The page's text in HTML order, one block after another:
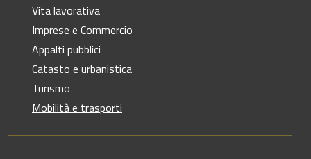
Vita lavorativa
Imprese e Commercio
Appalti pubblici
Catasto e urbanistica
Turismo
Mobilità e trasporti